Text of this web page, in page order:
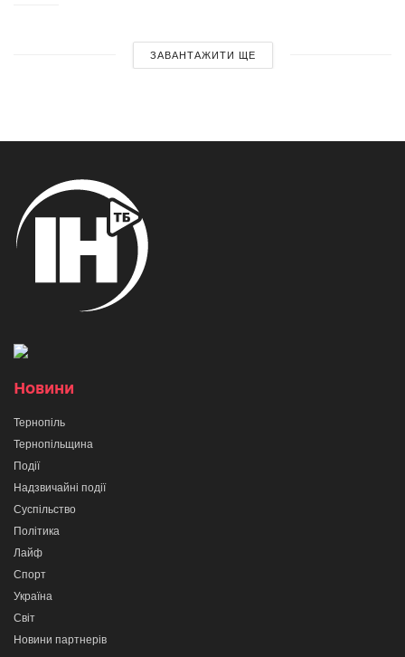
ЗАВАНТАЖИТИ ЩЕ
Новини
Тернопіль
Тернопільщина
Події
Надзвичайні події
Суспільство
Політика
Лайф
Спорт
Україна
Світ
Новини партнерів